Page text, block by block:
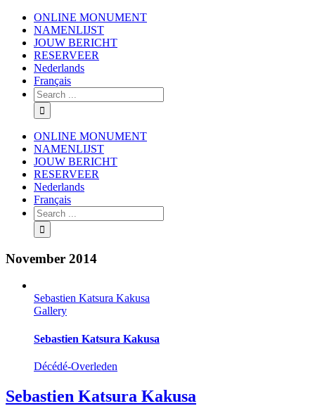
ONLINE MONUMENT
NAMENLIJST
JOUW BERICHT
RESERVEER
Nederlands
Français
ONLINE MONUMENT
NAMENLIJST
JOUW BERICHT
RESERVEER
Nederlands
Français
November 2014
Sebastien Katsura Kakusa
Gallery
Sebastien Katsura Kakusa
Décédé-Overleden
Sebastien Katsura Kakusa